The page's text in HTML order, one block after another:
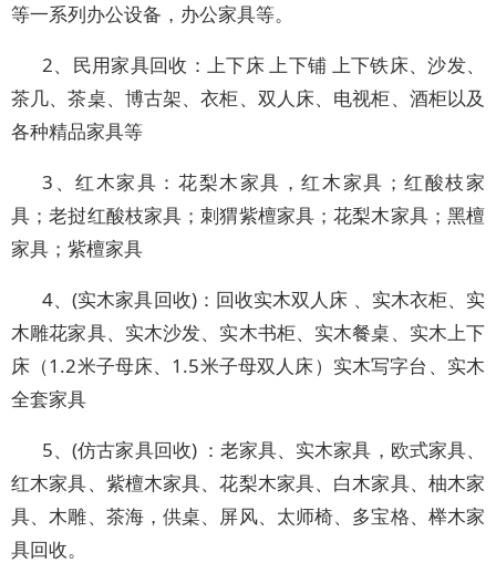
等一系列办公设备，办公家具等。
2、民用家具回收：上下床 上下铺 上下铁床、沙发、
茶几、茶桌、博古架、衣柜、双人床、电视柜、酒柜以及
各种精品家具等
3、红木家具：花梨木家具，红木家具；红酸枝家
具；老挝红酸枝家具；刺猬紫檀家具；花梨木家具；黑檀
家具；紫檀家具
4、(实木家具回收)：回收实木双人床 、实木衣柜、实
木雕花家具、实木沙发、实木书柜、实木餐桌、实木上下
床（1.2米子母床、1.5米子母双人床）实木写字台、实木
全套家具
5、(仿古家具回收) ：老家具、实木家具，欧式家具、
红木家具、紫檀木家具、花梨木家具、白木家具、柚木家
具、木雕、茶海，供桌、屏风、太师椅、多宝格、榉木家
具回收。